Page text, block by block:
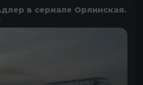
в сериале Орлинская.